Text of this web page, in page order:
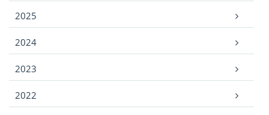
2025
2024
2023
2022